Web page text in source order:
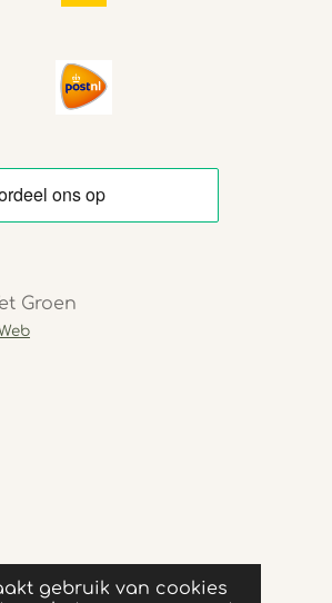
gebruik van cookies
Groen